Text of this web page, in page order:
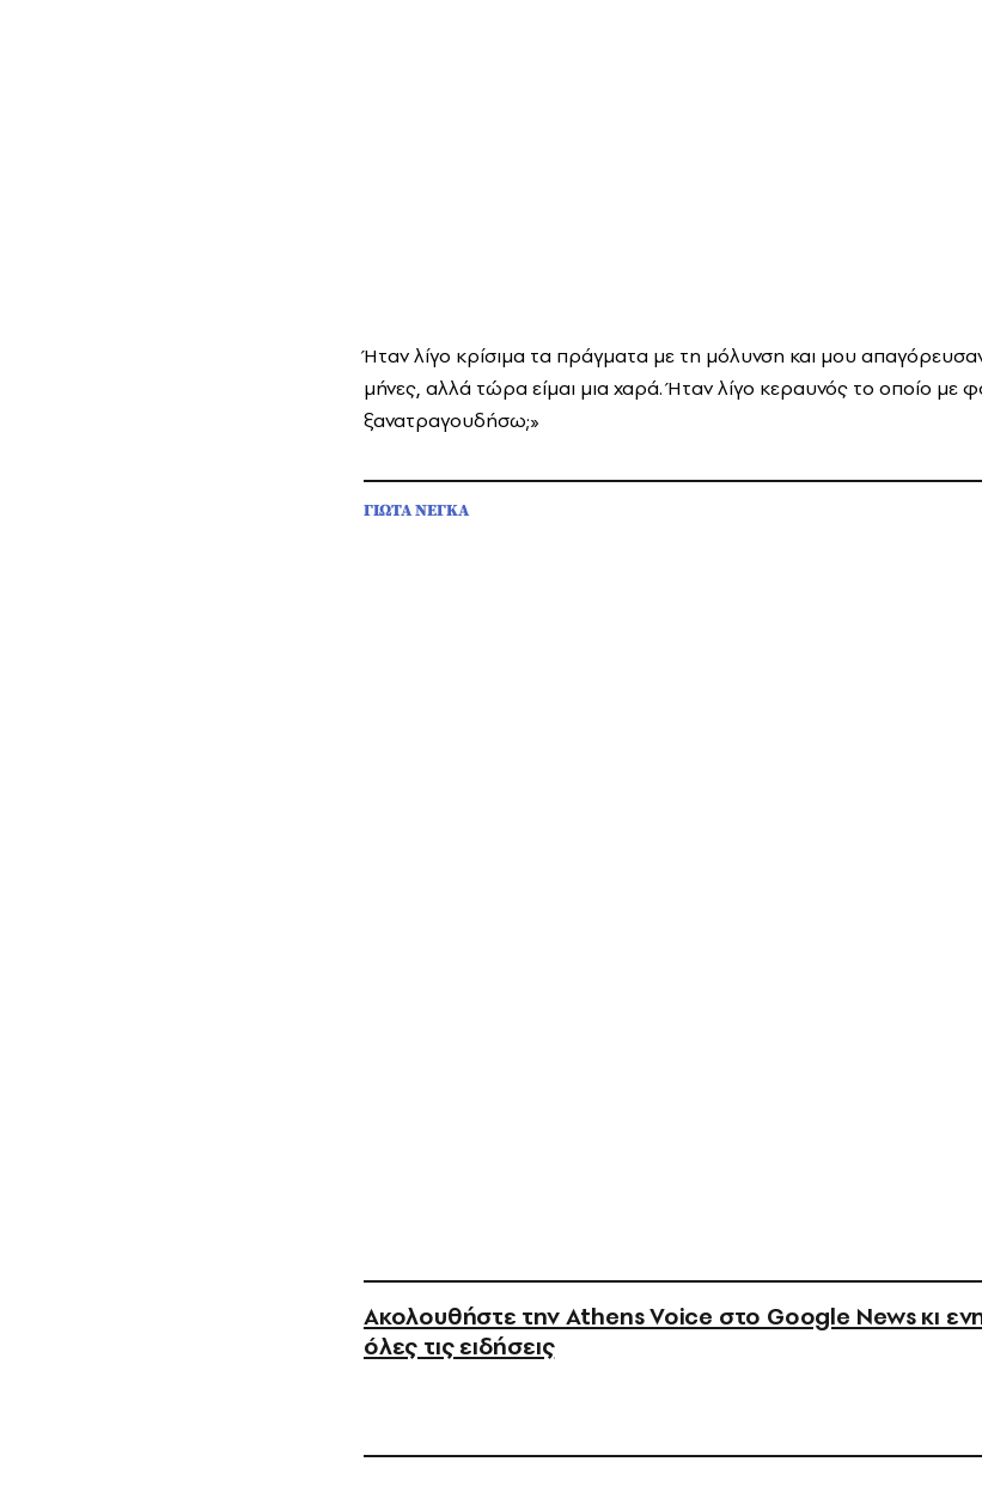
Ήταν λίγο κρίσιμα τα πράγματα με τη μόλυνση και μου
μήνες, αλλά τώρα είμαι μια χαρά. Ήταν λίγο κεραυνός το οποίο με
ξανατραγουδήσω;»
ΓΙΩΤΑ ΝΕΓΚΑ
Ακολουθήστε την Athens Voice στο Google News κι
όλες τις ειδήσεις